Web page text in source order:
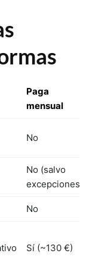
Paga
mensual
No
No (salvo
excepciones)
No
Sí (~130 €)